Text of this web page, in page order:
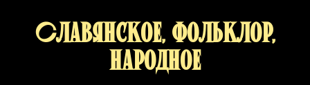
Славянское, фольклор,
народное